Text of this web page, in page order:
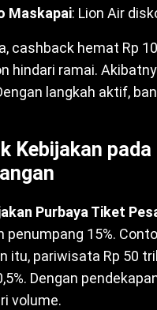
Maskapai: Lion Air
cashback hemat Rp
hindari ramai.
langkah aktif,
Kebijakan
Purbaya Tiket
penumpang 15%.
itu, pariwisata Rp 50
Dengan
volume.